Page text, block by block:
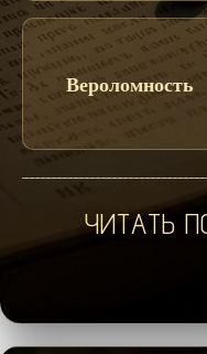
Вероломность
ЧИТАТЬ